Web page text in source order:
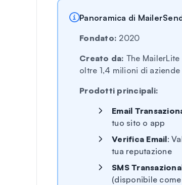
Panoramica di
Fondato: 2020
Creato da: The
oltre 1,4 milioni di
Prodotti principali:
Email
tuo sito o app
Verifica Email:
tua reputazione
SMS
(disponibile